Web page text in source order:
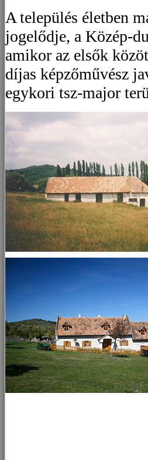
A település életben
jogelődje, a Közép-
amikor az elsők
díjas képzőművész
egykori tsz-major